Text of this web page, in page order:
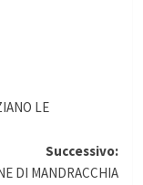
LE
Successivo:
DI MANDRACCHIA